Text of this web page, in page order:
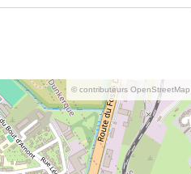
© contributeurs OpenStreetMap